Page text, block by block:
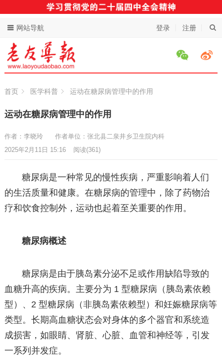
登录 注册
网站导航
首页 医学科普 运动在糖尿病管理中的作用
运动在糖尿病管理中的作用
作者：李晓玲
作者单位：张北县二泉井乡卫生院内科
2025年2月11日 15:16
阅读(361)
糖尿病是一种常见的慢性疾病，严重影响着人们
的生活质量和健康。在糖尿病的管理中，除了药物治
疗和饮食控制外，运动也起着至关重要的作用。
糖尿病概述
糖尿病是由于胰岛素分泌不足或作用缺陷导致的
血糖升高的疾病。主要分为 1 型糖尿病（胰岛素依赖
型）、2 型糖尿病（非胰岛素依赖型）和妊娠糖尿病等
类型。长期高血糖状态会对身体的多个器官和系统造
成损害，如眼睛、肾脏、心脏、血管和神经等，引发
一系列并发症。